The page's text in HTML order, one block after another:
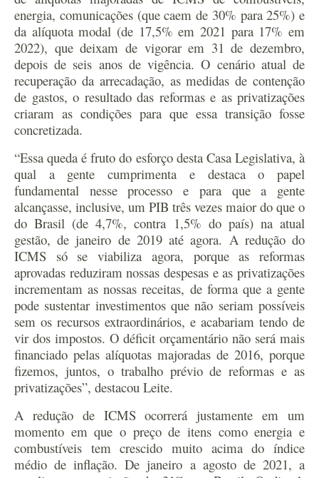
energia, comunicações (que caem de 30% para 25%) e
da alíquota modal (de 17,5% em 2021 para 17% em
2022), que deixam de vigorar em 31 de dezembro,
depois de seis anos de vigência. O cenário atual de
recuperação da arrecadação, as medidas de contenção
de gastos, o resultado das reformas e as privatizações
criaram as condições para que essa transição fosse
concretizada.
“Essa queda é fruto do esforço desta Casa Legislativa, à
qual a gente cumprimenta e destaca o papel
fundamental nesse processo e para que a gente
alcançasse, inclusive, um PIB três vezes maior do que o
do Brasil (de 4,7%, contra 1,5% do país) na atual
gestão, de janeiro de 2019 até agora. A redução do
ICMS só se viabiliza agora, porque as reformas
aprovadas reduziram nossas despesas e as privatizações
incrementam as nossas receitas, de forma que a gente
pode sustentar investimentos que não seriam possíveis
sem os recursos extraordinários, e acabariam tendo de
vir dos impostos. O déficit orçamentário não será mais
financiado pelas alíquotas majoradas de 2016, porque
fizemos, juntos, o trabalho prévio de reformas e as
privatizações”, destacou Leite.
A redução de ICMS ocorrerá justamente em um
momento em que o preço de itens como energia e
combustíveis tem crescido muito acima do índice
médio de inflação. De janeiro a agosto de 2021, a